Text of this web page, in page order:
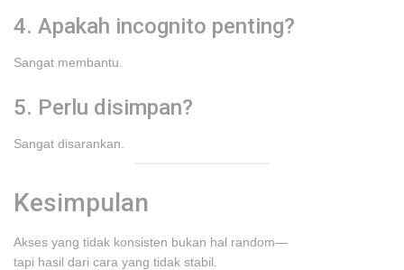
4. Apakah incognito penting?
Sangat membantu.
5. Perlu disimpan?
Sangat disarankan.
Kesimpulan
Akses yang tidak konsisten bukan hal random—
tapi hasil dari cara yang tidak stabil.